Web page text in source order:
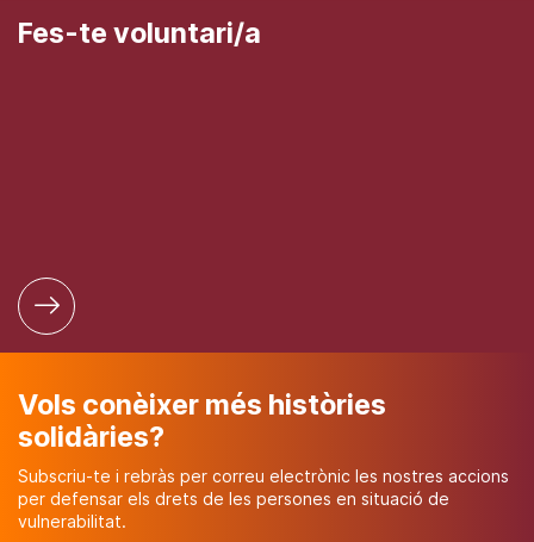
Fes-te voluntari/a
Vols conèixer més històries
solidàries?
Subscriu-te i rebràs per correu electrònic les nostres accions
per defensar els drets de les persones en situació de
vulnerabilitat.